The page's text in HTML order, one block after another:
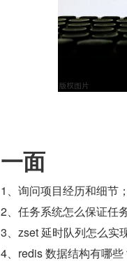
一面
1、询问项目经历和细节；
2、任务系统怎么保证任
3、zset 延时队列怎么实
4、redis 数据结构有哪些